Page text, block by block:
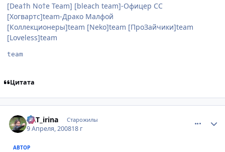
[Dea†h No†e Team] [bleach team]-Офицер СС
[Хогвартс]team-Драко Малфой
[Коллекционеры]team [Neko]team [ПроЗайчики]team
[Loveless]team
team
Цитата
KAT_irina Старожилы
9 Апреля, 200818 г
АВТОР